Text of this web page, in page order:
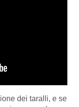
dei taralli, e se